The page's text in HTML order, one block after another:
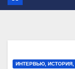
ИНТЕРВЬЮ, ИСТОРИЯ,